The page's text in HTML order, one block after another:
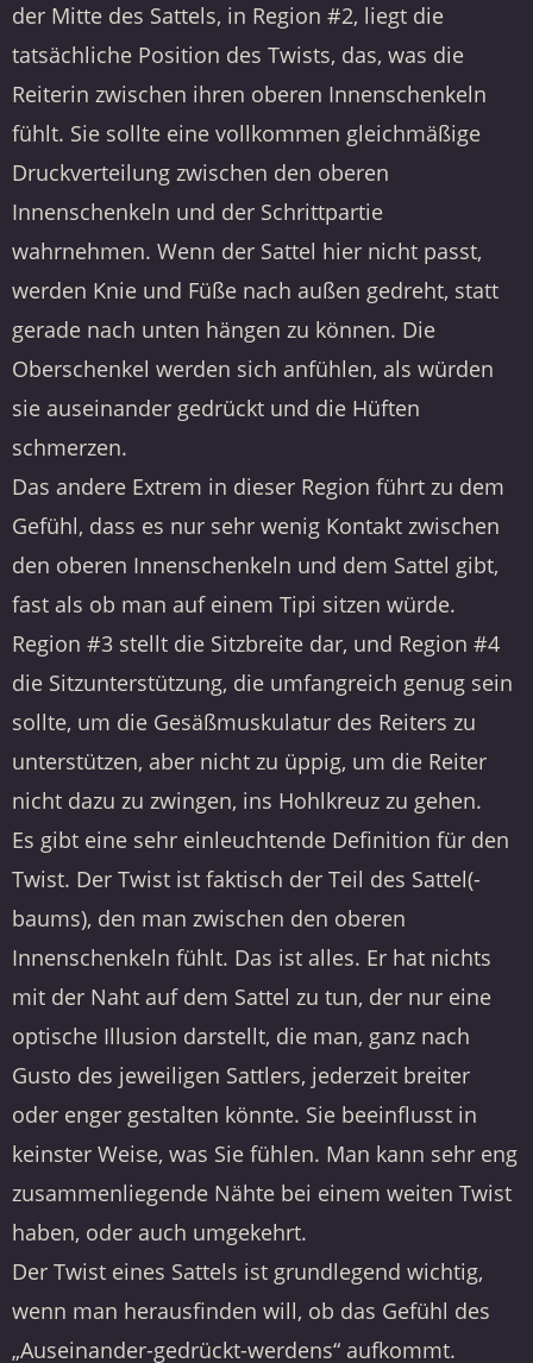
der Mitte des Sattels, in Region #2, liegt die
tatsächliche Position des Twists, das, was die
Reiterin zwischen ihren oberen Innenschenkeln
fühlt. Sie sollte eine vollkommen gleichmäßige
Druckverteilung zwischen den oberen
Innenschenkeln und der Schrittpartie
wahrnehmen. Wenn der Sattel hier nicht passt,
werden Knie und Füße nach außen gedreht, statt
gerade nach unten hängen zu können. Die
Oberschenkel werden sich anfühlen, als würden
sie auseinander gedrückt und die Hüften
schmerzen.
Das andere Extrem in dieser Region führt zu dem
Gefühl, dass es nur sehr wenig Kontakt zwischen
den oberen Innenschenkeln und dem Sattel gibt,
fast als ob man auf einem Tipi sitzen würde.
Region #3 stellt die Sitzbreite dar, und Region #4
die Sitzunterstützung, die umfangreich genug sein
sollte, um die Gesäßmuskulatur des Reiters zu
unterstützen, aber nicht zu üppig, um die Reiter
nicht dazu zu zwingen, ins Hohlkreuz zu gehen.
Es gibt eine sehr einleuchtende Definition für den
Twist. Der Twist ist faktisch der Teil des Sattel(-
baums), den man zwischen den oberen
Innenschenkeln fühlt. Das ist alles. Er hat nichts
mit der Naht auf dem Sattel zu tun, der nur eine
optische Illusion darstellt, die man, ganz nach
Gusto des jeweiligen Sattlers, jederzeit breiter
oder enger gestalten könnte. Sie beeinflusst in
keinster Weise, was Sie fühlen. Man kann sehr eng
zusammenliegende Nähte bei einem weiten Twist
haben, oder auch umgekehrt.
Der Twist eines Sattels ist grundlegend wichtig,
wenn man herausfinden will, ob das Gefühl des
„Auseinander-gedrückt-werdens“ aufkommt.